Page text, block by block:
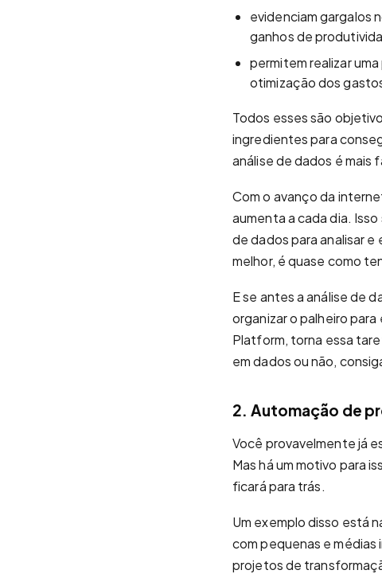
evidenciam gargalos
ganhos de
permitem realizar
otimização dos
Todos esses são
ingredientes para
análise de dados é mais
Com o avanço da
aumenta a cada dia.
de dados para analisar
melhor, é quase como
E se antes a análise de
organizar o palheiro
Platform, torna essa
em dados ou não,
2. Automação de
Você provavelmente já
Mas há um motivo para
ficará para trás.
Um exemplo disso está
com pequenas e médias
projetos de